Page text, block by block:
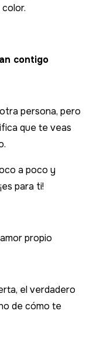
contigo
persona, pero
que te veas
a poco y
para ti!
propio
el verdadero
de cómo te